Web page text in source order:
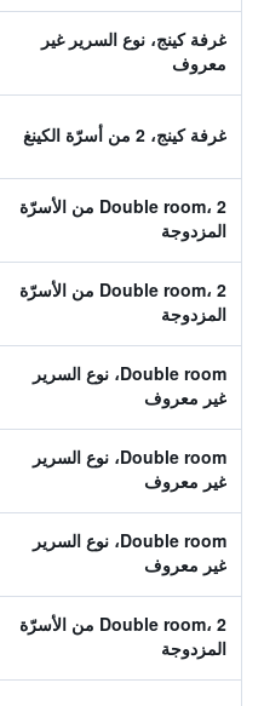
غرفة كينج، نوع السرير غير
معروف
غرفة كينج، 2 من أسرّة الكينغ
Double room، 2 من الأسرّة
المزدوجة
Double room، 2 من الأسرّة
المزدوجة
Double room، نوع السرير
غير معروف
Double room، نوع السرير
غير معروف
Double room، نوع السرير
غير معروف
Double room، 2 من الأسرّة
المزدوجة